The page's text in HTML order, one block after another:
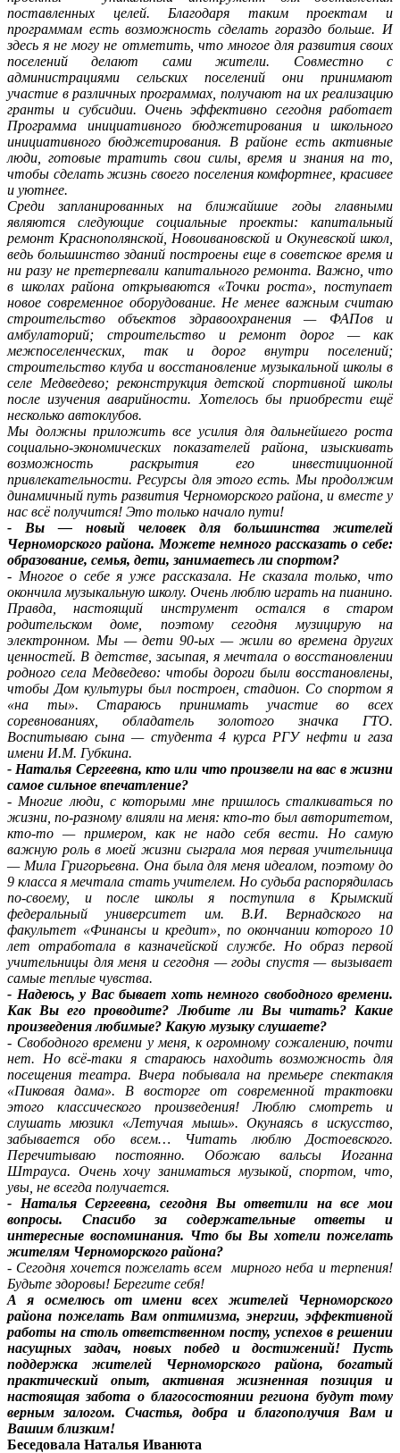
поставленных целей. Благодаря таким проектам и
программам есть возможность сделать гораздо больше. И
здесь я не могу не отметить, что многое для развития своих
поселений делают сами жители. Совместно с
администрациями сельских поселений они принимают
участие в различных программах, получают на их реализацию
гранты и субсидии. Очень эффективно сегодня работает
Программа инициативного бюджетирования и школьного
инициативного бюджетирования. В районе есть активные
люди, готовые тратить свои силы, время и знания на то,
чтобы сделать жизнь своего поселения комфортнее, красивее
и уютнее.
Среди запланированных на ближайшие годы главными
являются следующие социальные проекты: капитальный
ремонт Краснополянской, Новоивановской и Окуневской школ,
ведь большинство зданий построены еще в советское время и
ни разу не претерпевали капитального ремонта. Важно, что
в школах района открываются «Точки роста», поступает
новое современное оборудование. Не менее важным считаю
строительство объектов здравоохранения — ФАПов и
амбулаторий; строительство и ремонт дорог — как
межпоселенческих, так и дорог внутри поселений;
строительство клуба и восстановление музыкальной школы в
селе Медведево; реконструкция детской спортивной школы
после изучения аварийности. Хотелось бы приобрести ещё
несколько автоклубов.
Мы должны приложить все усилия для дальнейшего роста
социально-экономических показателей района, изыскивать
возможность раскрытия его инвестиционной
привлекательности. Ресурсы для этого есть. Мы продолжим
динамичный путь развития Черноморского района, и вместе у
нас всё получится! Это только начало пути!
- Вы — новый человек для большинства жителей
Черноморского района. Можете немного рассказать о себе:
образование, семья, дети, занимаетесь ли спортом?
- Многое о себе я уже рассказала. Не сказала только, что
окончила музыкальную школу. Очень люблю играть на пианино.
Правда, настоящий инструмент остался в старом
родительском доме, поэтому сегодня музицирую на
электронном. Мы — дети 90-ых — жили во времена других
ценностей. В детстве, засыпая, я мечтала о восстановлении
родного села Медведево: чтобы дороги были восстановлены,
чтобы Дом культуры был построен, стадион. Со спортом я
«на ты». Стараюсь принимать участие во всех
соревнованиях, обладатель золотого значка ГТО.
Воспитываю сына — студента 4 курса РГУ нефти и газа
имени И.М. Губкина.
- Наталья Сергеевна, кто или что произвели на вас в жизни
самое сильное впечатление?
- Многие люди, с которыми мне пришлось сталкиваться по
жизни, по-разному влияли на меня: кто-то был авторитетом,
кто-то — примером, как не надо себя вести. Но самую
важную роль в моей жизни сыграла моя первая учительница
— Мила Григорьевна. Она была для меня идеалом, поэтому до
9 класса я мечтала стать учителем. Но судьба распорядилась
по-своему, и после школы я поступила в Крымский
федеральный университет им. В.И. Вернадского на
факультет «Финансы и кредит», по окончании которого 10
лет отработала в казначейской службе. Но образ первой
учительницы для меня и сегодня — годы спустя — вызывает
самые теплые чувства.
- Надеюсь, у Вас бывает хоть немного свободного времени.
Как Вы его проводите? Любите ли Вы читать? Какие
произведения любимые? Какую музыку слушаете?
- Свободного времени у меня, к огромному сожалению, почти
нет. Но всё-таки я стараюсь находить возможность для
посещения театра. Вчера побывала на премьере спектакля
«Пиковая дама». В восторге от современной трактовки
этого классического произведения! Люблю смотреть и
слушать мюзикл «Летучая мышь». Окунаясь в искусство,
забывается обо всем… Читать люблю Достоевского.
Перечитываю постоянно. Обожаю вальсы Иоганна
Штрауса. Очень хочу заниматься музыкой, спортом, что,
увы, не всегда получается.
- Наталья Сергеевна, сегодня Вы ответили на все мои
вопросы. Спасибо за содержательные ответы и
интересные воспоминания. Что бы Вы хотели пожелать
жителям Черноморского района?
- Сегодня хочется пожелать всем мирного неба и терпения!
Будьте здоровы! Берегите себя!
А я осмелюсь от имени всех жителей Черноморского
района пожелать Вам оптимизма, энергии, эффективной
работы на столь ответственном посту, успехов в решении
насущных задач, новых побед и достижений! Пусть
поддержка жителей Черноморского района, богатый
практический опыт, активная жизненная позиция и
настоящая забота о благосостоянии региона будут тому
верным залогом. Счастья, добра и благополучия Вам и
Вашим близким!
Беседовала Наталья Иванюта